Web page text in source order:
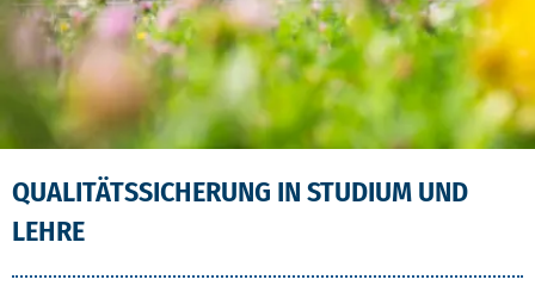
QUALITÄTSSICHERUNG IN STUDIUM UND
LEHRE